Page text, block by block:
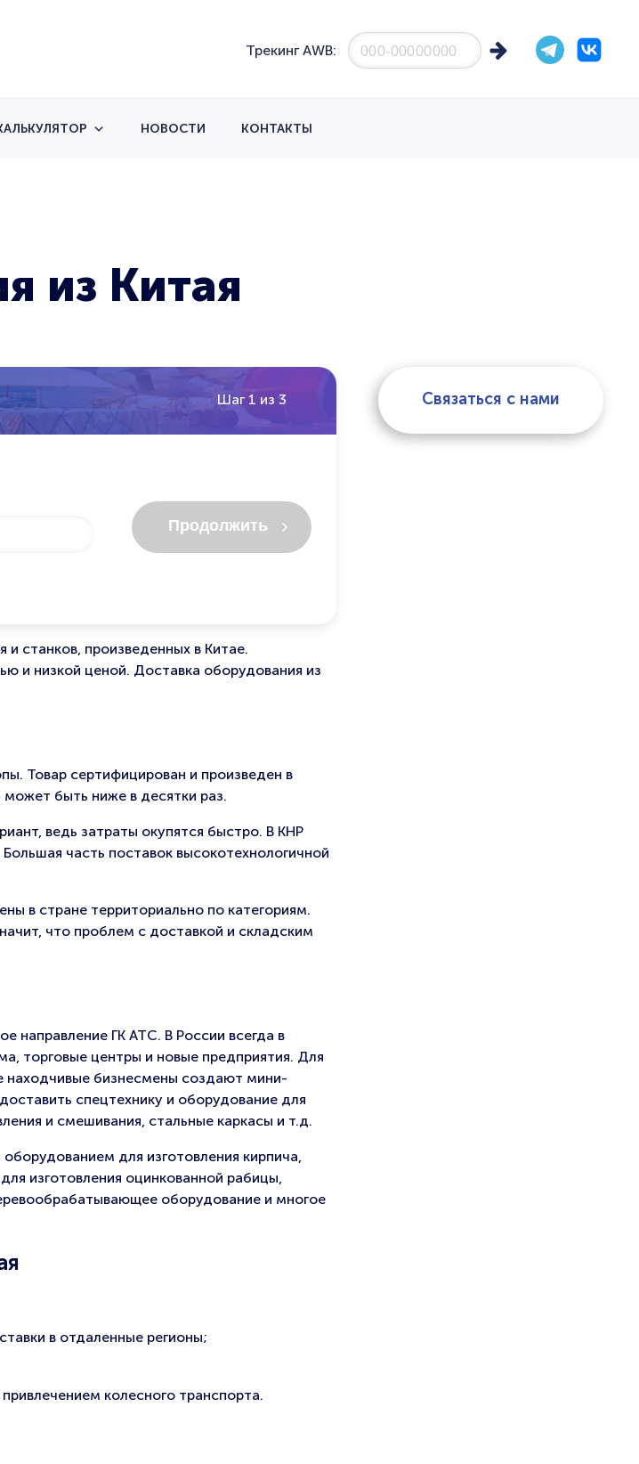
Трекинг AWB:
НОВОСТИ КОНТАКТЫ
из Китая
Шаг 1 из 3
Продолжить
станков, произведенных в Китае.
и низкой ценой. Доставка оборудования из
Товар сертифицирован и произведен в
быть ниже в десятки раз.
ведь затраты окупятся быстро. В КНР
часть поставок высокотехнологичной
в стране территориально по категориям.
что проблем с доставкой и складским
направление ГК АТС. В России всегда в
торговые центры и новые предприятия. Для
находчивые бизнесмены создают мини-
спецтехнику и оборудование для
и смешивания, стальные каркасы и т.д.
для изготовления кирпича,
изготовления оцинкованной рабицы,
оборудование и многое
в отдаленные регионы;
колесного транспорта.
Связаться с нами